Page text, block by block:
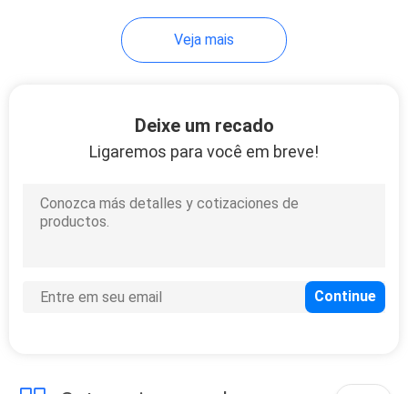
Painéis da luz do
luz do estúdio
diodo emissor de
Veja mais
Deixe um recado
Ligaremos para você em breve!